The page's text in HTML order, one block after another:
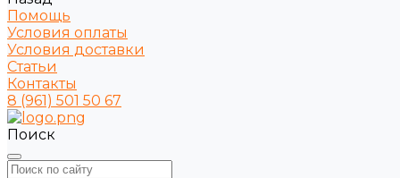
Помощь
Условия оплаты
Условия доставки
Статьи
Контакты
8 (961) 501 50 67
Поиск